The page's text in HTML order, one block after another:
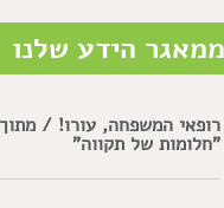
הידע שלנו
רופאי המשפחה, עורו! /
"חלומות של תקווה"